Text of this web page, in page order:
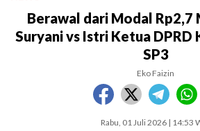
Berawal dari Modal Rp2,7
Suryani vs Istri Ketua
SP3
Eko Faizin
Rabu, 01 Juli 2026 | 14:53